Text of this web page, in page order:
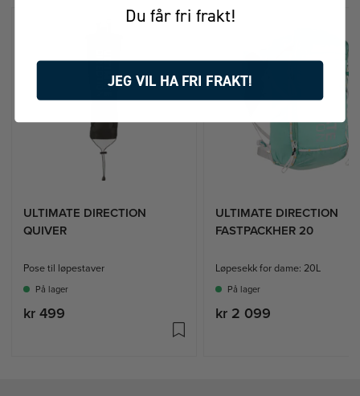
ULTIMATE DIRECTION
QUIVER
Pose til løpestaver
På lager
kr 499
ULTIMATE DIRECTION
FASTPACKHER 20
Løpesekk for dame: 20L
På lager
kr 2 099
Du får fri frakt!
JEG VIL HA FRI FRAKT!